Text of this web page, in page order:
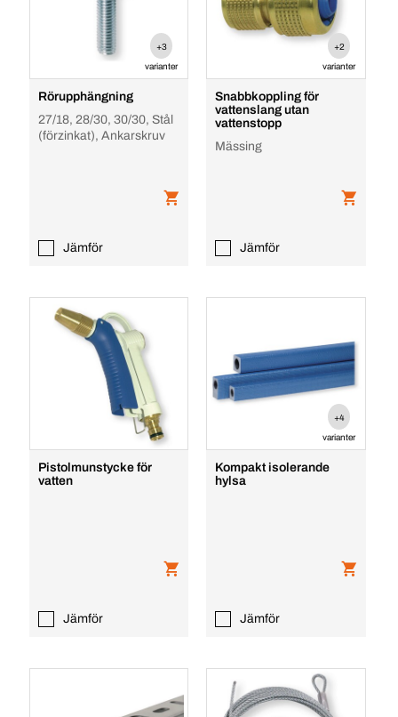
+3
varianter
Rörupphängning
27/18, 28/30, 30/30, Stål
(förzinkat), Ankarskruv
Jämför
+2
varianter
Snabbkoppling för
vattenslang utan
vattenstopp
Mässing
Jämför
Pistolmunstycke för
vatten
Jämför
+4
varianter
Kompakt isolerande
hylsa
Jämför